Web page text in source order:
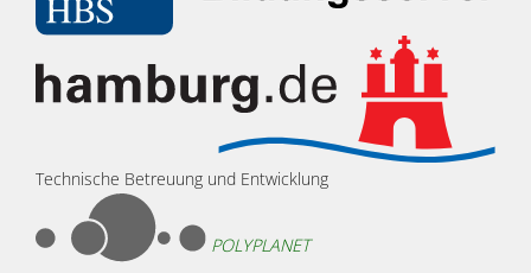
Technische Betreuung und Entwicklung
POLYPLANET